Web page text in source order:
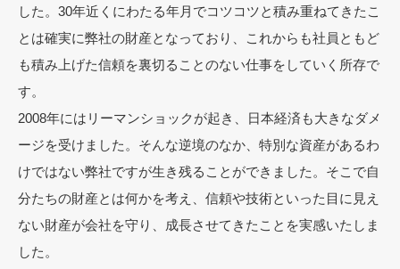
した。30年近くにわたる年月でコツコツと積み重ねてきたこ
とは確実に弊社の財産となっており、これからも社員ともど
も積み上げた信頼を裏切ることのない仕事をしていく所存で
す。
2008年にはリーマンショックが起き、日本経済も大きなダメ
ージを受けました。そんな逆境のなか、特別な資産があるわ
けではない弊社ですが生き残ることができました。そこで自
分たちの財産とは何かを考え、信頼や技術といった目に見え
ない財産が会社を守り、成長させてきたことを実感いたしま
した。